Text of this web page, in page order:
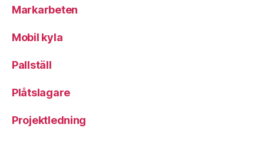
Markarbeten
Mobil kyla
Pallställ
Plåtslagare
Projektledning